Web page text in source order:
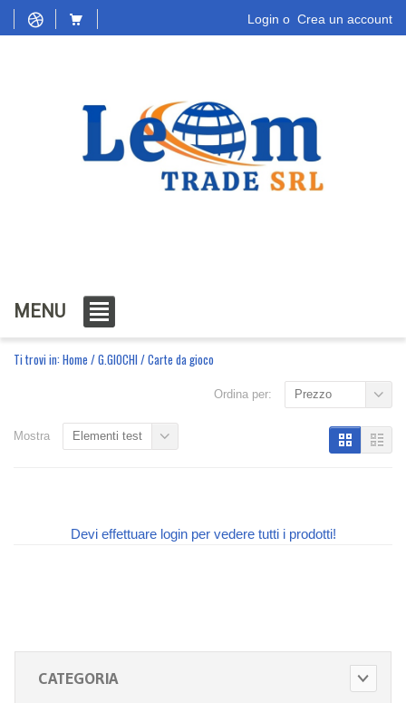
Login o Crea un account
MENU
Ti trovi in: Home /G.GIOCHI /Carte da gioco
Ordina per: Prezzo
Mostra Elementi test
Devi effettuare login per vedere tutti i prodotti!
CATEGORIA